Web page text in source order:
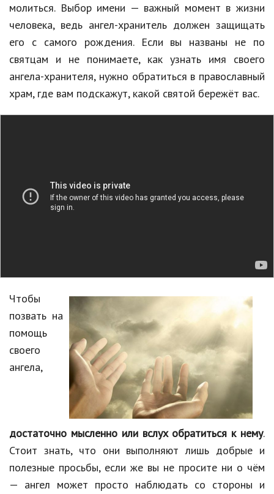
молиться. Выбор имени — важный момент в жизни
человека, ведь ангел-хранитель должен защищать
его с самого рождения. Если вы названы не по
святцам и не понимаете, как узнать имя своего
ангела-хранителя, нужно обратиться в православный
храм, где вам подскажут, какой святой бережёт вас.
Чтобы
позвать на
помощь
своего
ангела,
достаточно мысленно или вслух обратиться к нему.
Стоит знать, что они выполняют лишь добрые и
полезные просьбы, если же вы не просите ни о чём
— ангел может просто наблюдать со стороны и